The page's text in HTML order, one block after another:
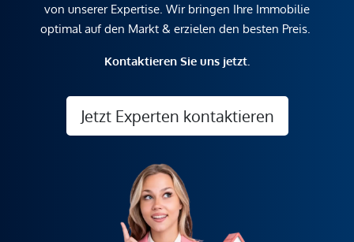
von unserer Expertise. Wir bringen Ihre Immobilie
optimal auf den Markt & erzielen den besten Preis.
Kontaktieren Sie uns jetzt.
Jetzt Experten kontaktieren